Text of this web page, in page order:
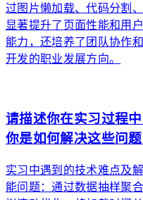
过图片懒加载、代码分割
显著提升了页面性能和用
能力，还培养了团队协作
开发的职业发展方向。
请描述你在实习过程
你是如何解决这些问题
实习中遇到的技术难点及
能问题：通过数据抽样聚